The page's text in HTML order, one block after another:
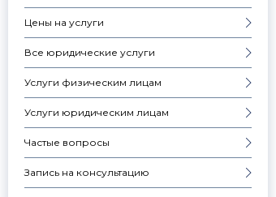
Цены на услуги
Все юридические услуги
Услуги физическим лицам
Услуги юридическим лицам
Частые вопросы
Запись на консультацию